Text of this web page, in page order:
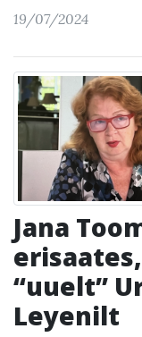
19/07/2024
Jana
“uuelt”
Leyenilt